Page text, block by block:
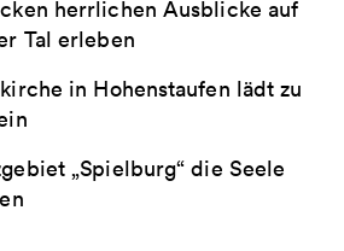
herrlichen Ausblicke auf
Tal erleben
in Hohenstaufen lädt zu
„Spielburg“ die Seele